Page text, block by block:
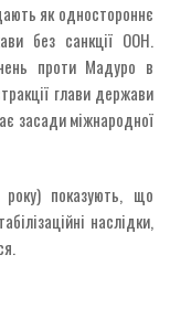
як одностороннє
без санкції ООН.
проти Мадуро в
глави держави
засади міжнародної
року) показують, що
наслідки,